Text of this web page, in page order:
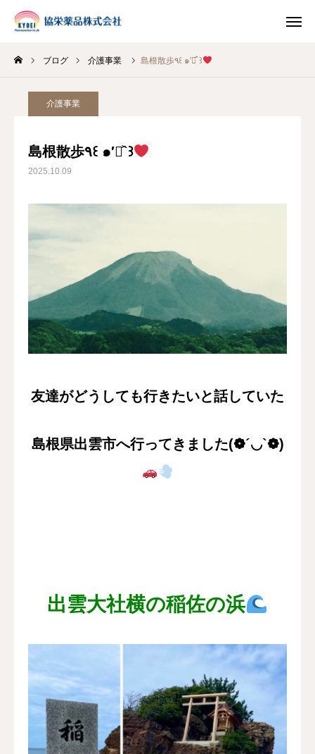
ブログ 介護事業 島根散歩٩꒰ ๑′◡͐`꒱
介護事業
島根散歩٩꒰ ๑′◡͐`꒱
2025.10.09
友達がどうしても行きたいと話していた
島根県出雲市へ行ってきました(❁´◡`❁)
出雲大社横の稲佐の浜
INSTAGRAM
HOME
事業案内
採用情報